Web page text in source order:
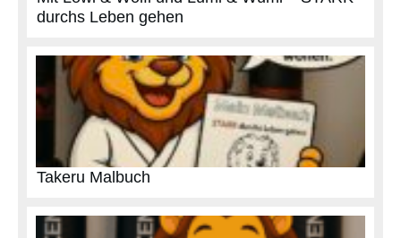
durchs Leben gehen
Takeru Malbuch